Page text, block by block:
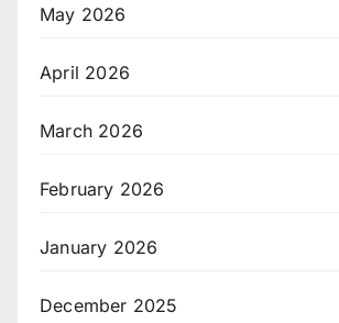
May 2026
April 2026
March 2026
February 2026
January 2026
December 2025